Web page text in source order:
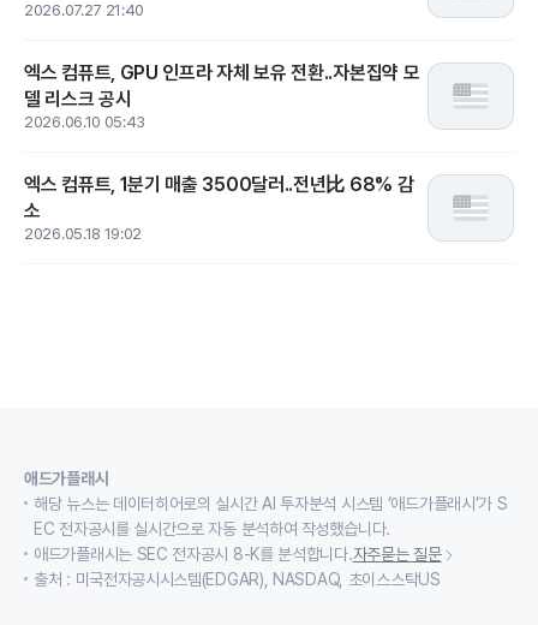
2026.07.27 21:40
엑스 컴퓨트, GPU 인프라 자체 보유 전환..자본집약 모
델 리스크 공시
2026.06.10 05:43
엑스 컴퓨트, 1분기 매출 3500달러..전년比 68% 감
소
2026.05.18 19:02
애드가플래시
해당 뉴스는 데이터히어로의 실시간 AI 투자분석 시스템 ‘애드가플래시’가 S
EC 전자공시를 실시간으로 자동 분석하여 작성했습니다.
애드가플래시는 SEC 전자공시 8-K를 분석합니다.자주묻는 질문
출처 : 미국전자공시시스템(EDGAR), NASDAQ, 초이스스탁US